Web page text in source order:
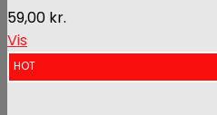
59,00 kr.
Vis
HOT